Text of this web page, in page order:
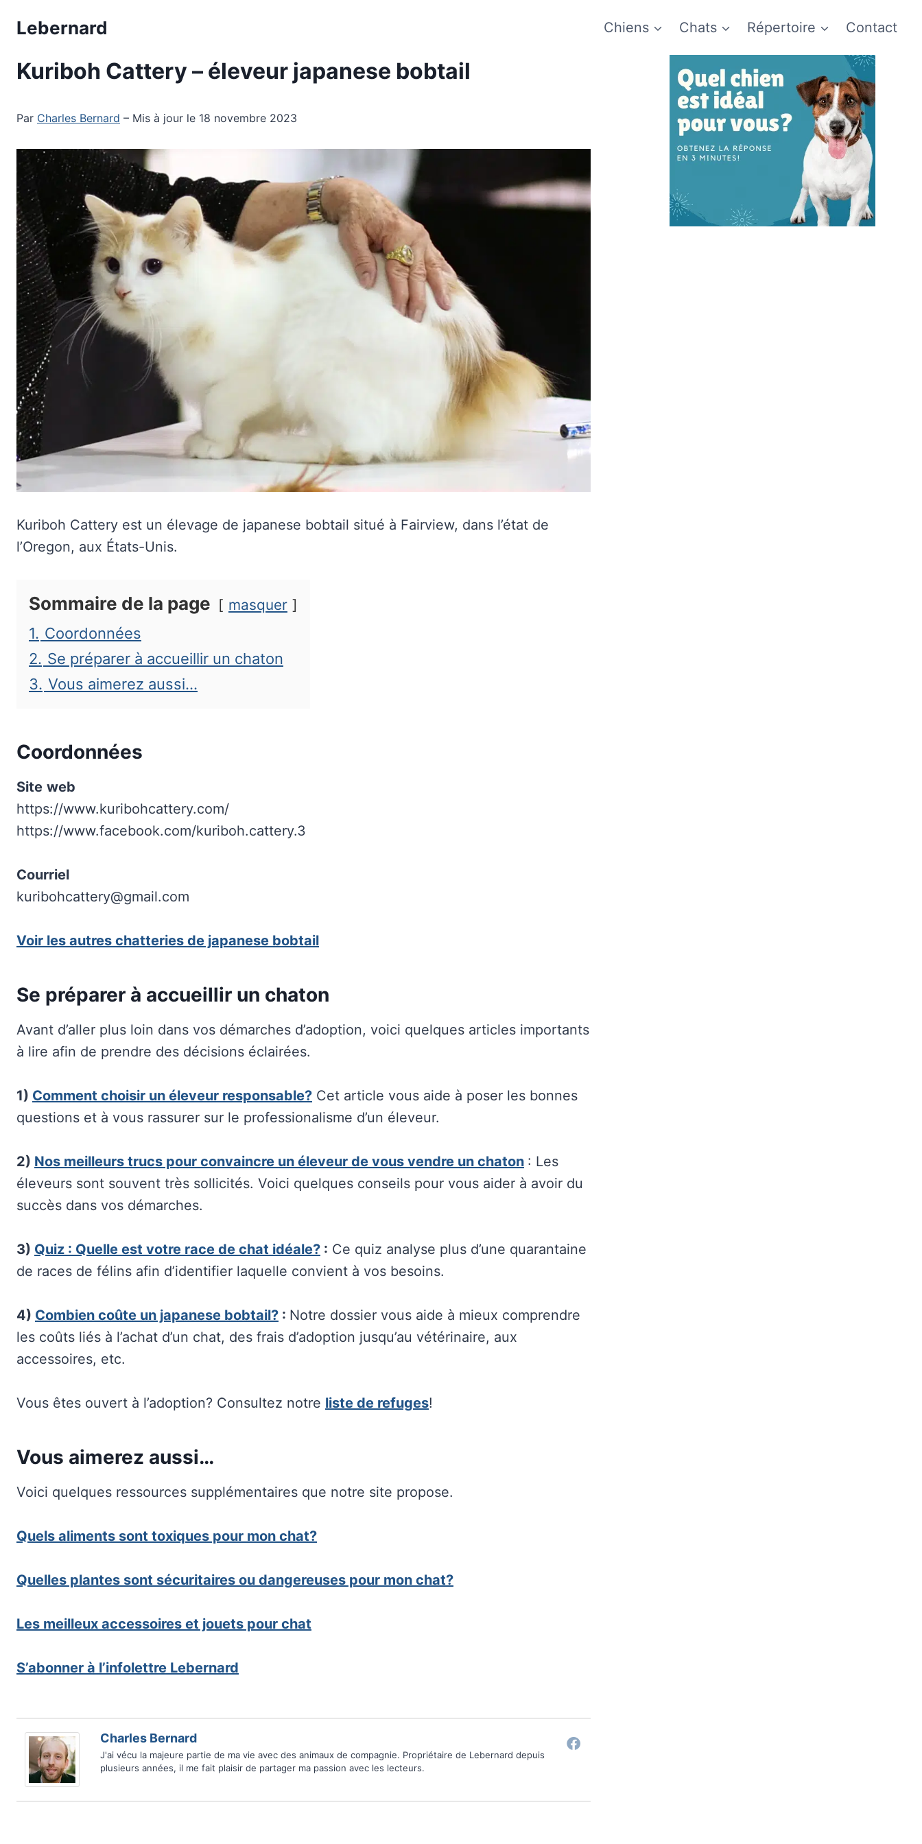
Lebernard Chiens Chats Répertoire Contact
Kuriboh Cattery – éleveur japanese bobtail
Par Charles Bernard – Mis à jour le 18 novembre 2023
Kuriboh Cattery est un élevage de japanese bobtail situé à Fairview, dans l’état de
l’Oregon, aux États-Unis.
Sommaire de la page masquer
1. Coordonnées
2. Se préparer à accueillir un chaton
3. Vous aimerez aussi…
Coordonnées
Site web
https://www.kuribohcattery.com/
https://www.facebook.com/kuriboh.cattery.3
Courriel
kuribohcattery@gmail.com
Voir les autres chatteries de japanese bobtail
Se préparer à accueillir un chaton
Avant d’aller plus loin dans vos démarches d’adoption, voici quelques articles importants
à lire afin de prendre des décisions éclairées.
1) Comment choisir un éleveur responsable? Cet article vous aide à poser les bonnes
questions et à vous rassurer sur le professionalisme d’un éleveur.
2) Nos meilleurs trucs pour convaincre un éleveur de vous vendre un chaton : Les
éleveurs sont souvent très sollicités. Voici quelques conseils pour vous aider à avoir du
succès dans vos démarches.
3) Quiz : Quelle est votre race de chat idéale? : Ce quiz analyse plus d’une quarantaine
de races de félins afin d’identifier laquelle convient à vos besoins.
4) Combien coûte un japanese bobtail? : Notre dossier vous aide à mieux comprendre
les coûts liés à l’achat d’un chat, des frais d’adoption jusqu’au vétérinaire, aux
accessoires, etc.
Vous êtes ouvert à l’adoption? Consultez notre liste de refuges!
Vous aimerez aussi…
Voici quelques ressources supplémentaires que notre site propose.
Quels aliments sont toxiques pour mon chat?
Quelles plantes sont sécuritaires ou dangereuses pour mon chat?
Les meilleux accessoires et jouets pour chat
S’abonner à l’infolettre Lebernard
Charles Bernard
J'ai vécu la majeure partie de ma vie avec des animaux de compagnie. Propriétaire de Lebernard depuis
plusieurs années, il me fait plaisir de partager ma passion avec les lecteurs.